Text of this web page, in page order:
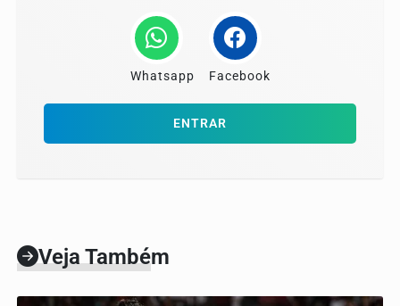
Whatsapp Facebook
ENTRAR
Veja Também